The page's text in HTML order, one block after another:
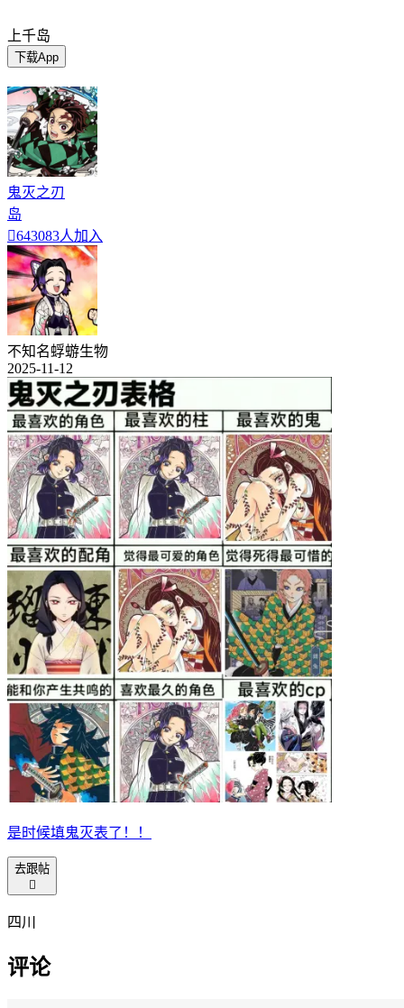
上千岛
下载App
鬼灭之刃
岛
643083人加入
不知名蜉蝣生物
2025-11-12
是时候填鬼灭表了！！
去跟帖

四川
评论